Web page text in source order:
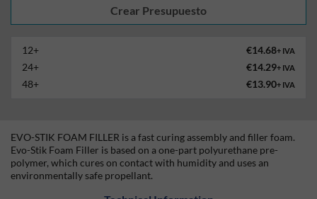
12+ €14.68+ IVA
24+ €14.29+ IVA
48+ €13.90+ IVA
EVO-STIK FOAM FILLER is a fast curing assembly and filler foam.
Evo-Stik Foam Filler is based on a one-part polyurethane pre-
polymer, which cures on contact with humidity and uses an
environmentally safe propellant.